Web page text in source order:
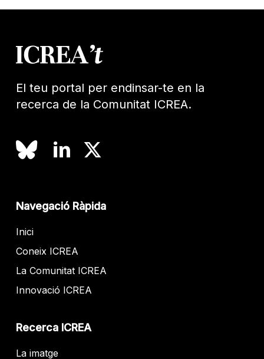
El teu portal per endinsar-te en la
recerca de la Comunitat ICREA.
Navegació Ràpida
Inici
Coneix ICREA
La Comunitat ICREA
Innovació ICREA
Recerca ICREA
La imatge